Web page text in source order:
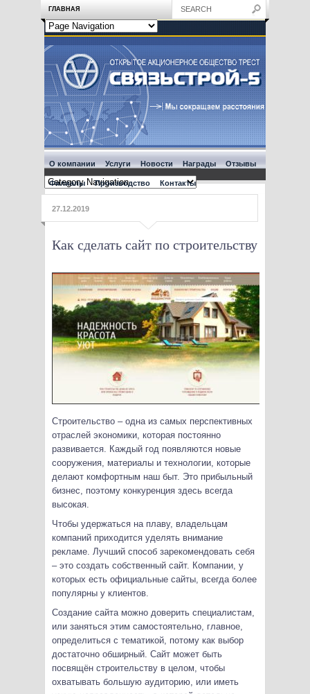
ГЛАВНАЯ
О компании Услуги Новости Награды Отзывы
Филиалы Производство Контакты
27.12.2019
Как сделать сайт по строительству
Строительство – одна из самых перспективных
отраслей экономики, которая постоянно
развивается. Каждый год появляются новые
сооружения, материалы и технологии, которые
делают комфортным наш быт. Это прибыльный
бизнес, поэтому конкуренция здесь всегда
высокая.
Чтобы удержаться на плаву, владельцам
компаний приходится уделять внимание
рекламе. Лучший способ зарекомендовать себя
– это создать собственный сайт. Компании, у
которых есть официальные сайты, всегда более
популярны у клиентов.
Создание сайта можно доверить специалистам,
или заняться этим самостоятельно, главное,
определиться с тематикой, потому как выбор
достаточно обширный. Сайт может быть
посвящён строительству в целом, чтобы
охватывать большую аудиторию, или иметь